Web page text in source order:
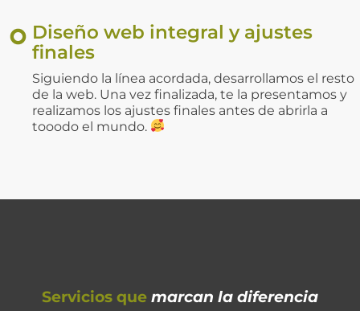
Diseño web integral y ajustes
finales
Siguiendo la línea acordada, desarrollamos el resto
de la web. Una vez finalizada, te la presentamos y
realizamos los ajustes finales antes de abrirla a
tooodo el mundo.
Servicios que marcan la diferencia